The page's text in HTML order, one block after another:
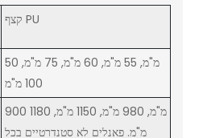
קצף PU
50 מ"מ, 55 מ"מ, 60 מ"מ, 75 מ"מ,
100 מ"מ
900 מ"מ, 980 מ"מ, 1150 מ"מ, 1180
מ"מ. פאנלים לא סטנדרטיים בכל